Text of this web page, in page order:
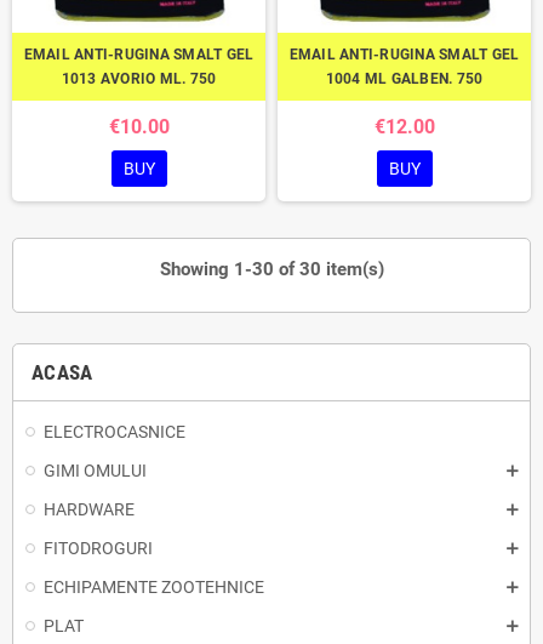
ACASA
ELECTROCASNICE
GIMI OMULUI
HARDWARE
FITODROGURI
ECHIPAMENTE ZOOTEHNICE
PLAT
EMAIL ANTI-RUGINA SMALT GEL
1013 AVORIO ML. 750
€10.00
BUY
EMAIL ANTI-RUGINA SMALT GEL
1004 ML GALBEN. 750
€12.00
BUY
Showing 1-30 of 30 item(s)